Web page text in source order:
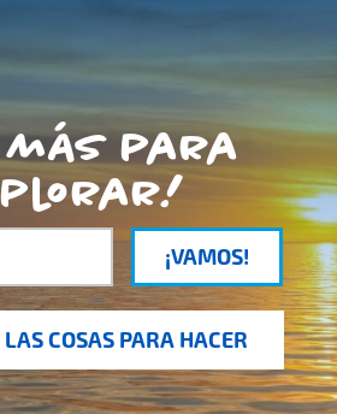
más para
¡VAMOS!
COSAS PARA HACER